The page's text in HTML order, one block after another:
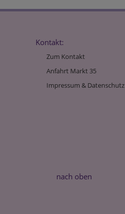
Kontakt:
Zum Kontakt
Anfahrt Markt 35
Impressum & Datenschutz
nach oben